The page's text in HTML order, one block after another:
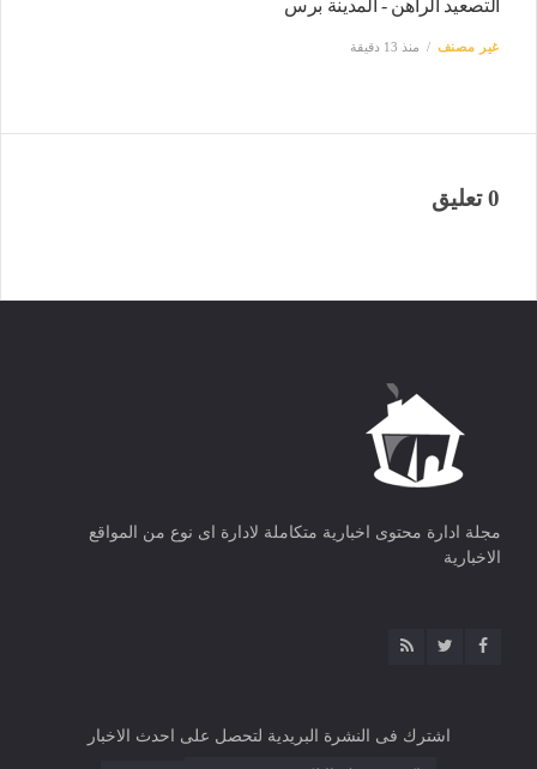
التصعيد الراهن - المدينة برس
غير مصنف منذ 13 دقيقة
0 تعليق
مجلة ادارة محتوى اخبارية متكاملة لادارة اى نوع من المواقع
الاخبارية
اشترك فى النشرة البريدية لتحصل على احدث الاخبار